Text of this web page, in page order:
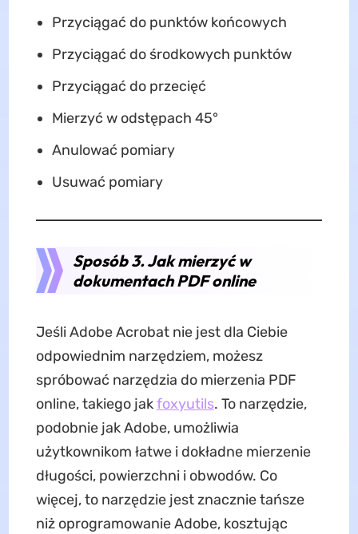
Przyciągać do punktów końcowych
Przyciągać do środkowych punktów
Przyciągać do przecięć
Mierzyć w odstępach 45°
Anulować pomiary
Usuwać pomiary
Sposób 3. Jak mierzyć w
dokumentach PDF online
Jeśli Adobe Acrobat nie jest dla Ciebie
odpowiednim narzędziem, możesz
spróbować narzędzia do mierzenia PDF
online, takiego jakfoxyutils. To narzędzie,
podobnie jak Adobe, umożliwia
użytkownikom łatwe i dokładne mierzenie
długości, powierzchni i obwodów. Co
więcej, to narzędzie jest znacznie tańsze
niż oprogramowanie Adobe, kosztując